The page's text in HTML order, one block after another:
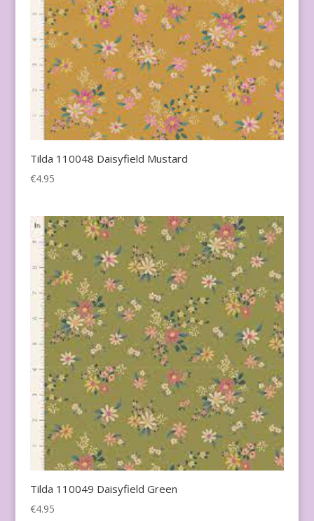
Tilda 110048 Daisyfield Mustard
€4.95
Tilda 110049 Daisyfield Green
€4.95